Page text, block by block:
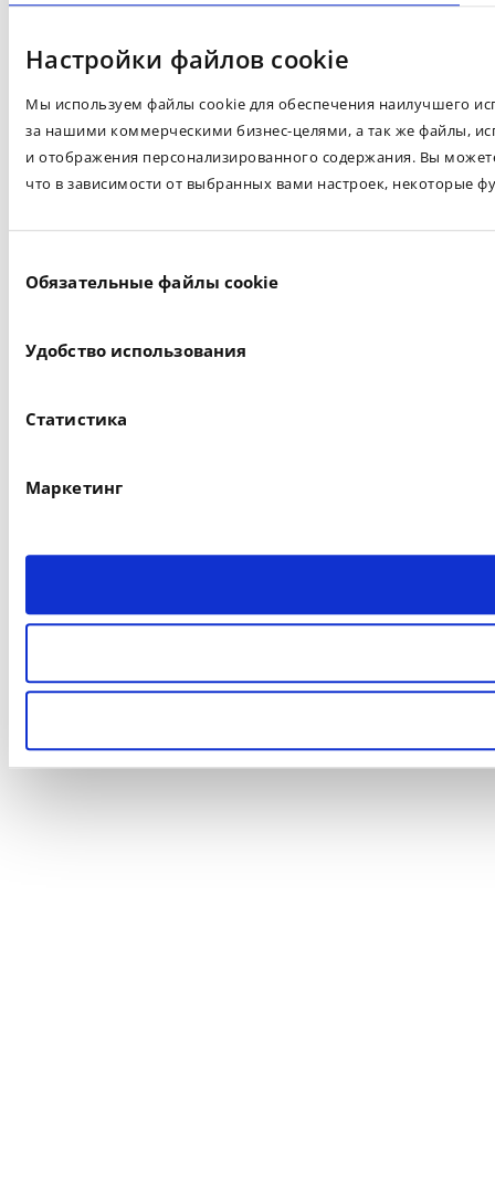
Настройки файлов cookie
Мы используем файлы cookie для обеспечения наилучшего
за нашими коммерческими бизнес-целями, а так же файлы,
и отображения персонализированного содержания. Вы
что в зависимости от выбранных вами настроек, некоторые
согласия
Обязательные файлы cookie
Удобство использования
Статистика
Маркетинг